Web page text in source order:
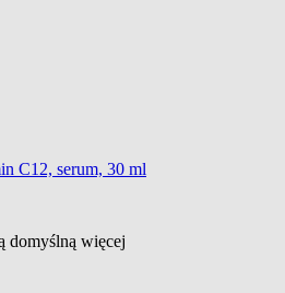
C12, serum, 30 ml
domyślną więcej